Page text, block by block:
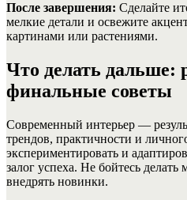
После завершения: Сделайте
мелкие детали и освежите
картинами или растениями.
Что делать дальше:
финальные советы
Современный интерьер —
трендов, практичности и
экспериментировать и
залог успеха. Не бойтесь
внедрять новинки.